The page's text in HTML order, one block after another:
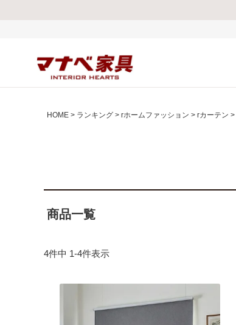
HOME ランキング rホームファッション rカーテン
商品一覧
4件中 1-4件表示